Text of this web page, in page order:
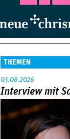
THEMEN
03.08.2026
Interview mit